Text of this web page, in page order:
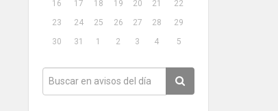
16
17 18 19 20 21
22
23
24 25 26 27 28
29
30
31 1 2 3 4 5